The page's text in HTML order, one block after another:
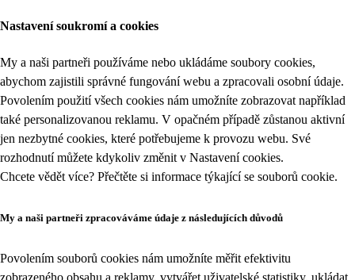
Nastavení soukromí a cookies
My a naši partneři používáme nebo ukládáme soubory cookies,
abychom zajistili správné fungování webu a zpracovali osobní údaje.
Povolením použití všech cookies nám umožníte zobrazovat například
také personalizovanou reklamu. V opačném případě zůstanou aktivní
jen nezbytné cookies, které potřebujeme k provozu webu. Své
rozhodnutí můžete kdykoliv změnit v Nastavení cookies.
Chcete vědět více? Přečtěte si informace týkající se souborů cookie.
My a naši partneři zpracováváme údaje z následujících důvodů
Povolením souborů cookies nám umožníte měřit efektivitu
zobrazeného obsahu a reklamy, vytvářet uživatelské statistiky, ukládat